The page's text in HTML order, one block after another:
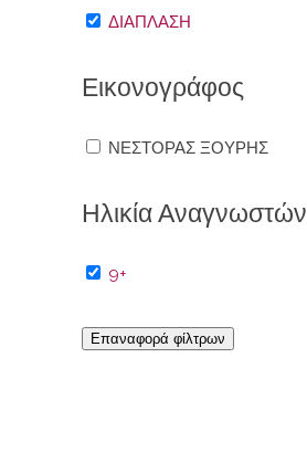
ΔΙΆΠΛΑΣΗ
Εικονογράφος
ΝΈΣΤΟΡΑΣ ΞΟΥΡΉΣ
Ηλικία Αναγνωστών
9+
Επαναφορά φίλτρων